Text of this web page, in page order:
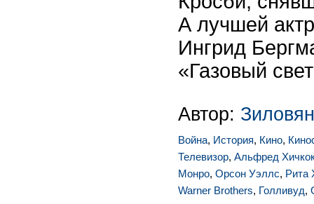
А лучшей
Ингрид
«Газовый
Автор:
Война, История, Кино,
Телевизор, Альфред
Монро, Орсон Уэллс, Рита
Warner Brothers, Голливуд,